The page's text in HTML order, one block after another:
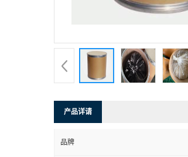
产品详请
品牌